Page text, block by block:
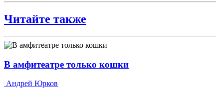
Читайте также
В амфитеатре только кошки
Андрей Юрков